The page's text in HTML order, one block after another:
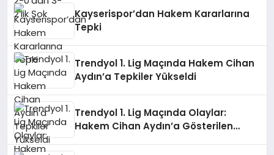
Kayserispor’dan Hakem Kararlarına
Tepki
Trendyol 1. Lig Maçında Hakem Cihan
Aydın’a Tepkiler Yükseldi
Trendyol 1. Lig Maçında Olaylar:
Hakem Cihan Aydın’a Gösterilen